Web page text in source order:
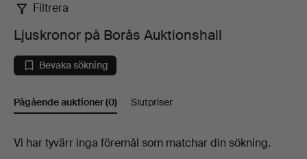
Ljuskronor
på
Borås
Auktionshall
Filtrera
Ljuskronor på Borås Auktionshall
Bevaka sökning
Pågående auktioner(0) Slutpriser
Pågående
Vi har tyvärr inga föremål som matchar din sökning.